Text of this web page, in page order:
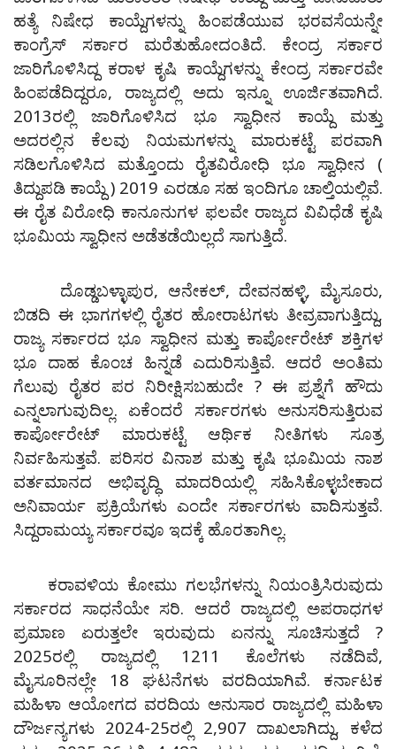
ಹತ್ಯೆ ನಿಷೇಧ ಕಾಯ್ದೆಗಳನ್ನು ಹಿಂಪಡೆಯುವ ಭರವಸೆಯನ್ನೇ
ಕಾಂಗ್ರೆಸ್ ಸರ್ಕಾರ ಮರೆತುಹೋದಂತಿದೆ. ಕೇಂದ್ರ ಸರ್ಕಾರ
ಜಾರಿಗೊಳಿಸಿದ್ದ ಕರಾಳ ಕೃಷಿ ಕಾಯ್ದೆಗಳನ್ನು ಕೇಂದ್ರ ಸರ್ಕಾರವೇ
ಹಿಂಪಡೆದಿದ್ದರೂ, ರಾಜ್ಯದಲ್ಲಿ ಅದು ಇನ್ನೂ ಊರ್ಜಿತವಾಗಿದೆ.
2013ರಲ್ಲಿ ಜಾರಿಗೊಳಿಸಿದ ಭೂ ಸ್ವಾಧೀನ ಕಾಯ್ದೆ ಮತ್ತು
ಅದರಲ್ಲಿನ ಕೆಲವು ನಿಯಮಗಳನ್ನು ಮಾರುಕಟ್ಟೆ ಪರವಾಗಿ
ಸಡಿಲಗೊಳಿಸಿದ ಮತ್ತೊಂದು ರೈತವಿರೋಧಿ ಭೂ ಸ್ವಾಧೀನ (
ತಿದ್ದುಪಡಿ ಕಾಯ್ದೆ ) 2019 ಎರಡೂ ಸಹ ಇಂದಿಗೂ ಚಾಲ್ತಿಯಲ್ಲಿವೆ.
ಈ ರೈತ ವಿರೋಧಿ ಕಾನೂನುಗಳ ಫಲವೇ ರಾಜ್ಯದ ವಿವಿಧೆಡೆ ಕೃಷಿ
ಭೂಮಿಯ ಸ್ವಾಧೀನ ಅಡೆತಡೆಯಿಲ್ಲದೆ ಸಾಗುತ್ತಿದೆ.
ದೊಡ್ಡಬಳ್ಳಾಪುರ, ಆನೇಕಲ್, ದೇವನಹಳ್ಳಿ, ಮೈಸೂರು,
ಬಿಡದಿ ಈ ಭಾಗಗಳಲ್ಲಿ ರೈತರ ಹೋರಾಟಗಳು ತೀವ್ರವಾಗುತ್ತಿದ್ದು,
ರಾಜ್ಯ ಸರ್ಕಾರದ ಭೂ ಸ್ವಾಧೀನ ಮತ್ತು ಕಾರ್ಪೋರೇಟ್ ಶಕ್ತಿಗಳ
ಭೂ ದಾಹ ಕೊಂಚ ಹಿನ್ನಡೆ ಎದುರಿಸುತ್ತಿವೆ. ಆದರೆ ಅಂತಿಮ
ಗೆಲುವು ರೈತರ ಪರ ನಿರೀಕ್ಷಿಸಬಹುದೇ ? ಈ ಪ್ರಶ್ನೆಗೆ ಹೌದು
ಎನ್ನಲಾಗುವುದಿಲ್ಲ. ಏಕೆಂದರೆ ಸರ್ಕಾರಗಳು ಅನುಸರಿಸುತ್ತಿರುವ
ಕಾರ್ಪೋರೇಟ್ ಮಾರುಕಟ್ಟೆ ಆರ್ಥಿಕ ನೀತಿಗಳು ಸೂತ್ರ
ನಿರ್ವಹಿಸುತ್ತವೆ. ಪರಿಸರ ವಿನಾಶ ಮತ್ತು ಕೃಷಿ ಭೂಮಿಯ ನಾಶ
ವರ್ತಮಾನದ ಅಭಿವೃದ್ಧಿ ಮಾದರಿಯಲ್ಲಿ ಸಹಿಸಿಕೊಳ್ಳಬೇಕಾದ
ಅನಿವಾರ್ಯ ಪ್ರಕ್ರಿಯೆಗಳು ಎಂದೇ ಸರ್ಕಾರಗಳು ವಾದಿಸುತ್ತವೆ.
ಸಿದ್ದರಾಮಯ್ಯ ಸರ್ಕಾರವೂ ಇದಕ್ಕೆ ಹೊರತಾಗಿಲ್ಲ.
ಕರಾವಳಿಯ ಕೋಮು ಗಲಭೆಗಳನ್ನು ನಿಯಂತ್ರಿಸಿರುವುದು
ಸರ್ಕಾರದ ಸಾಧನೆಯೇ ಸರಿ. ಆದರೆ ರಾಜ್ಯದಲ್ಲಿ ಅಪರಾಧಗಳ
ಪ್ರಮಾಣ ಏರುತ್ತಲೇ ಇರುವುದು ಏನನ್ನು ಸೂಚಿಸುತ್ತದೆ ?
2025ರಲ್ಲಿ ರಾಜ್ಯದಲ್ಲಿ 1211 ಕೊಲೆಗಳು ನಡೆದಿವೆ,
ಮೈಸೂರಿನಲ್ಲೇ 18 ಘಟನೆಗಳು ವರದಿಯಾಗಿವೆ. ಕರ್ನಾಟಕ
ಮಹಿಳಾ ಆಯೋಗದ ವರದಿಯ ಅನುಸಾರ ರಾಜ್ಯದಲ್ಲಿ ಮಹಿಳಾ
ದೌರ್ಜನ್ಯಗಳು 2024-25ರಲ್ಲಿ 2,907 ದಾಖಲಾಗಿದ್ದು, ಕಳೆದ